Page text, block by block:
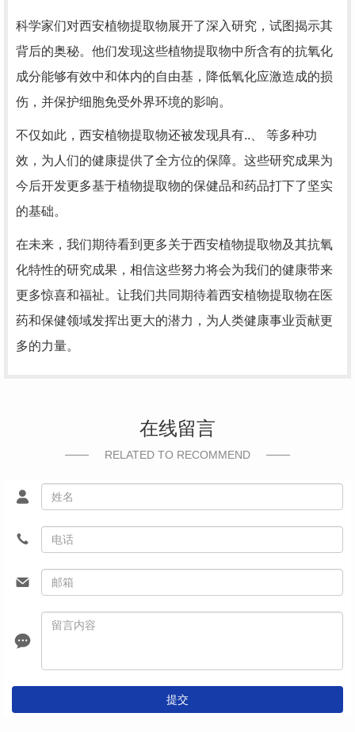
科学家们对西安植物提取物展开了深入研究，试图揭示其
背后的奥秘。他们发现这些植物提取物中所含有的抗氧化
成分能够有效中和体内的自由基，降低氧化应激造成的损
伤，并保护细胞免受外界环境的影响。
不仅如此，西安植物提取物还被发现具有..、 等多种功
效，为人们的健康提供了全方位的保障。这些研究成果为
今后开发更多基于植物提取物的保健品和药品打下了坚实
的基础。
在未来，我们期待看到更多关于西安植物提取物及其抗氧
化特性的研究成果，相信这些努力将会为我们的健康带来
更多惊喜和福祉。让我们共同期待着西安植物提取物在医
药和保健领域发挥出更大的潜力，为人类健康事业贡献更
多的力量。
在线留言
RELATED TO RECOMMEND
提交